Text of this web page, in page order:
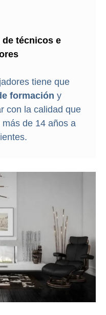
técnicos e
tiene que
formación y
con la calidad que
de 14 años a